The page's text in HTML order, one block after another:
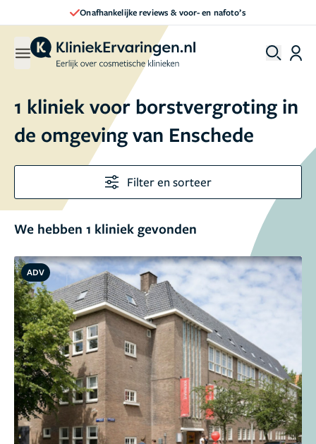
Onafhankelijke reviews & voor- en nafoto’s
1 kliniek voor borstvergroting in
de omgeving van Enschede
Filter en sorteer
We hebben 1 kliniek gevonden
ADV